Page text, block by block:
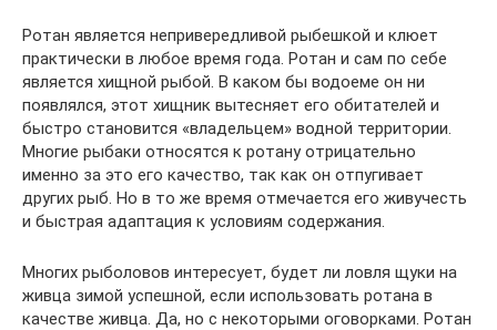
Ротан является непривередливой рыбешкой и клюет
практически в любое время года. Ротан и сам по себе
является хищной рыбой. В каком бы водоеме он ни
появлялся, этот хищник вытесняет его обитателей и
быстро становится «владельцем» водной территории.
Многие рыбаки относятся к ротану отрицательно
именно за это его качество, так как он отпугивает
других рыб. Но в то же время отмечается его живучесть
и быстрая адаптация к условиям содержания.
Многих рыболовов интересует, будет ли ловля щуки на
живца зимой успешной, если использовать ротана в
качестве живца. Да, но с некоторыми оговорками. Ротан